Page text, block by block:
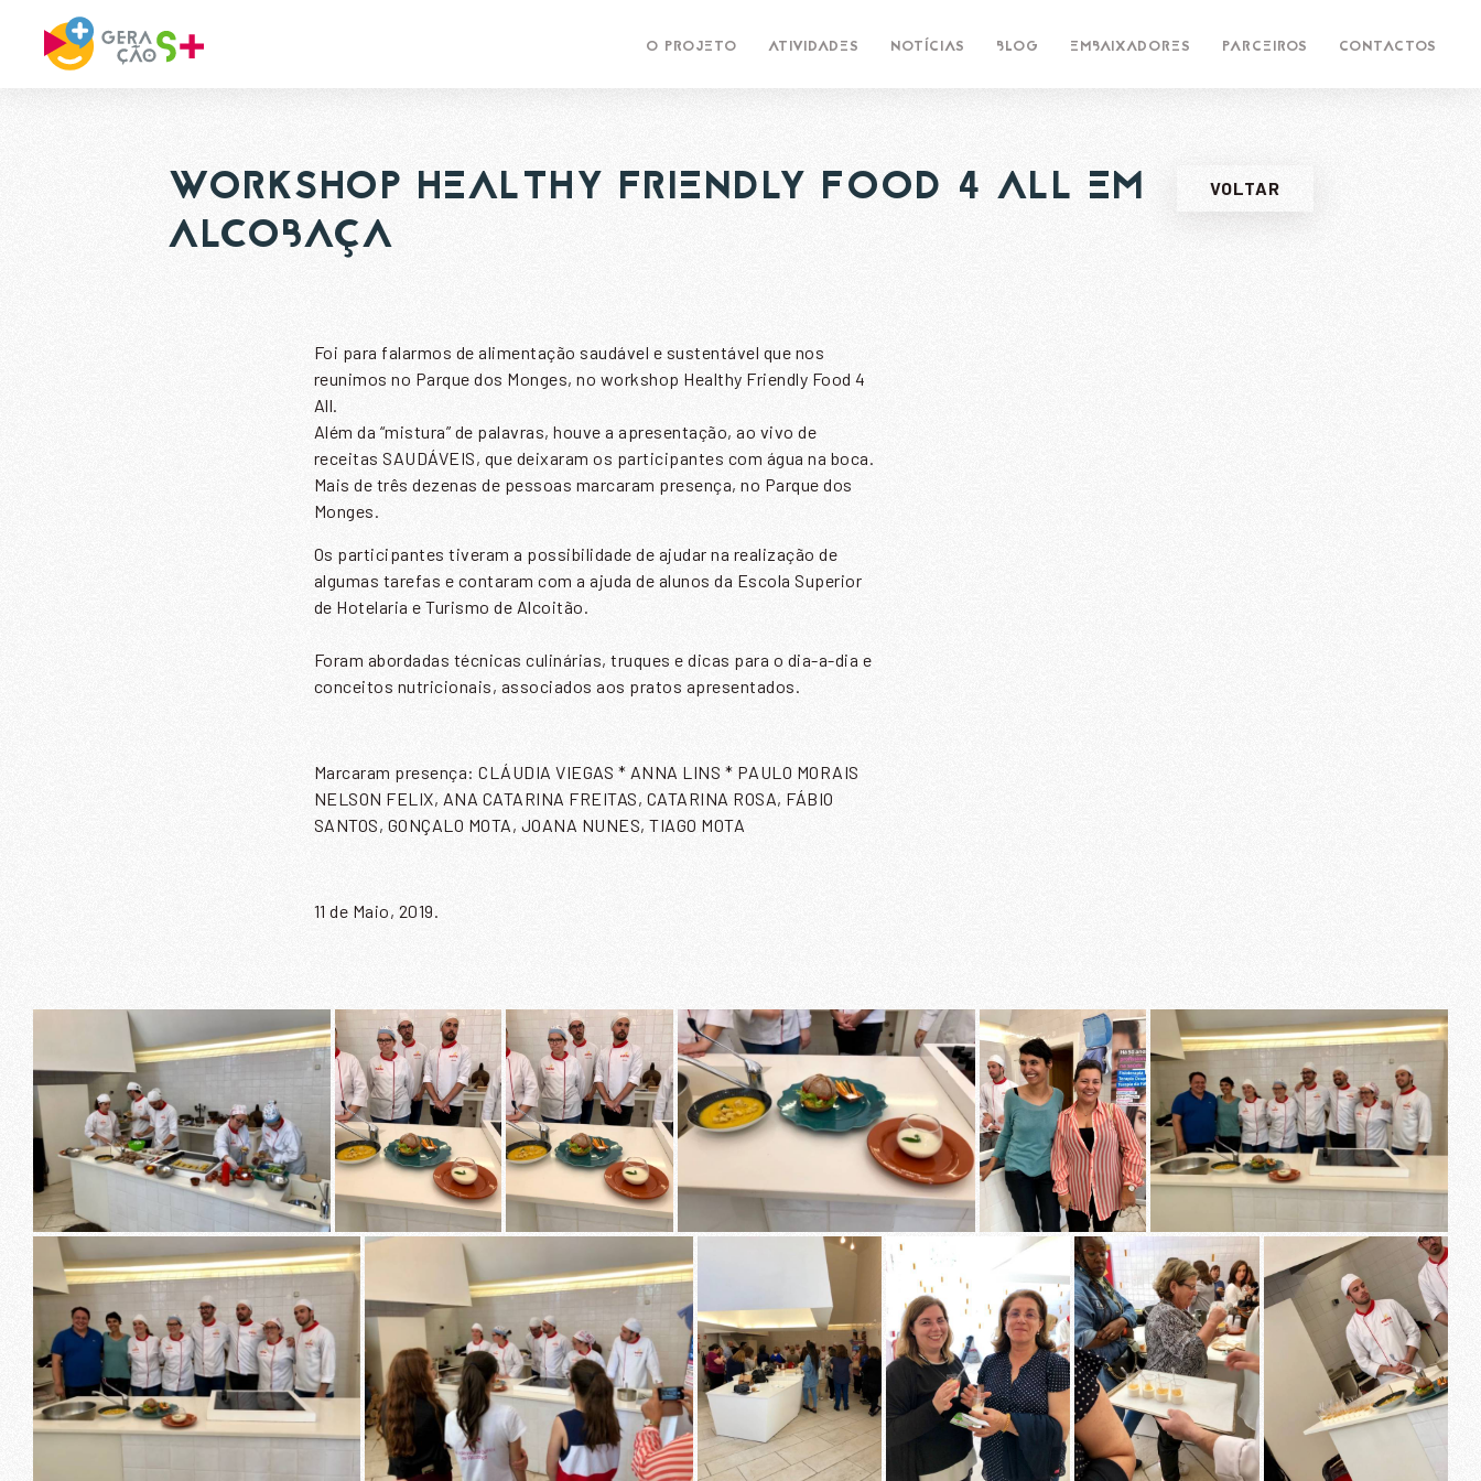
O PROJETO ATIVIDADES NOTÍCIAS BLOG EMBAIXADORES PARCEIROS CONTACTOS
WORKSHOP HEALTHY FRIENDLY FOOD 4 ALL EM
ALCOBAÇA
VOLTAR
Foi para falarmos de alimentação saudável e sustentável que nos
reunimos no Parque dos Monges, no workshop Healthy Friendly Food 4
All.
Além da “mistura” de palavras, houve a apresentação, ao vivo de
receitas SAUDÁVEIS, que deixaram os participantes com água na boca.
Mais de três dezenas de pessoas marcaram presença, no Parque dos
Monges.
Os participantes tiveram a possibilidade de ajudar na realização de
algumas tarefas e contaram com a ajuda de alunos da Escola Superior
de Hotelaria e Turismo de Alcoitão.
Foram abordadas técnicas culinárias, truques e dicas para o dia-a-dia e
conceitos nutricionais, associados aos pratos apresentados.
Marcaram presença: CLÁUDIA VIEGAS * ANNA LINS * PAULO MORAIS
NELSON FELIX, ANA CATARINA FREITAS, CATARINA ROSA, FÁBIO
SANTOS, GONÇALO MOTA, JOANA NUNES, TIAGO MOTA
11 de Maio, 2019.